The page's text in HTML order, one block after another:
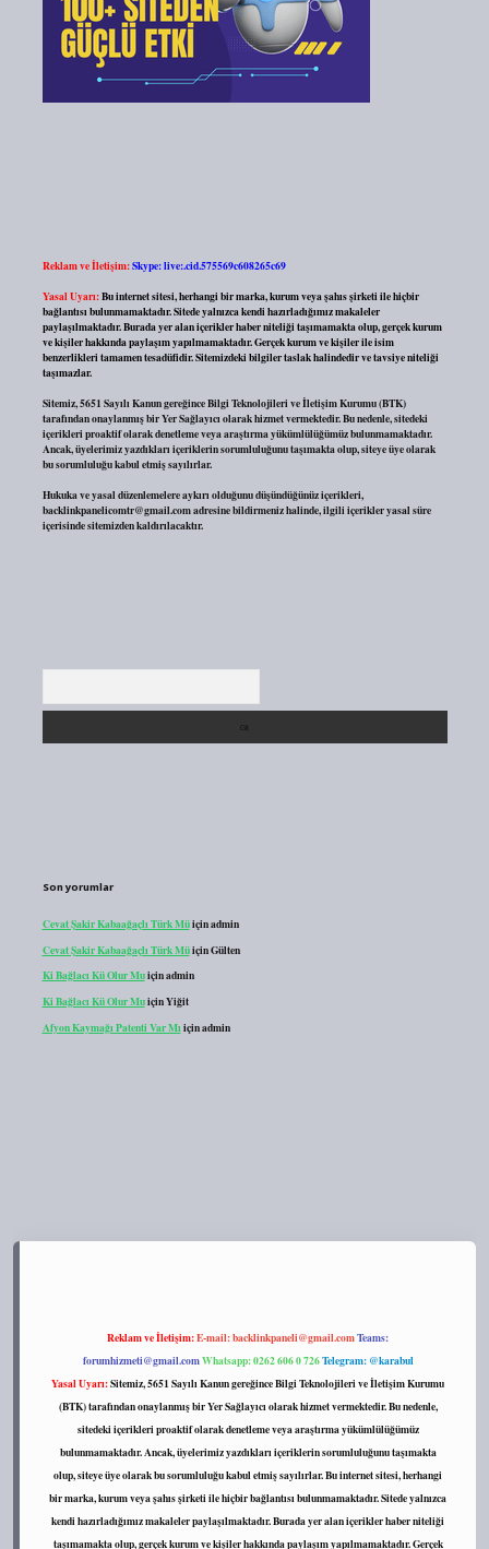
Reklam ve İletişim:Skype: live:.cid.575569c608265c69
Yasal Uyarı:Bu internet sitesi, herhangi bir marka, kurum veya şahıs şirketi ile hiçbir
bağlantısı bulunmamaktadır. Sitede yalnızca kendi hazırladığımız makaleler
paylaşılmaktadır. Burada yer alan içerikler haber niteliği taşımamakta olup, gerçek kurum
ve kişiler hakkında paylaşım yapılmamaktadır. Gerçek kurum ve kişiler ile isim
benzerlikleri tamamen tesadüfidir. Sitemizdeki bilgiler taslak halindedir ve tavsiye niteliği
taşımazlar.
Sitemiz, 5651 Sayılı Kanun gereğince Bilgi Teknolojileri ve İletişim Kurumu (BTK)
tarafından onaylanmış bir Yer Sağlayıcı olarak hizmet vermektedir. Bu nedenle, sitedeki
içerikleri proaktif olarak denetleme veya araştırma yükümlülüğümüz bulunmamaktadır.
Ancak, üyelerimiz yazdıkları içeriklerin sorumluluğunu taşımakta olup, siteye üye olarak
bu sorumluluğu kabul etmiş sayılırlar.
Hukuka ve yasal düzenlemelere aykırı olduğunu düşündüğünüz içerikleri,
backlinkpanelicomtr@gmail.comadresine bildirmeniz halinde, ilgili içerikler yasal süre
içerisinde sitemizden kaldırılacaktır.
Son yorumlar
Cevat Şakir Kabaağaçlı Türk Müiçinadmin
Cevat Şakir Kabaağaçlı Türk MüiçinGülten
Ki Bağlacı Kü Olur Muiçinadmin
Ki Bağlacı Kü Olur MuiçinYiğit
Afyon Kaymağı Patenti Var Mı içinadmin
Reklam ve İletişim:E-mail:backlinkpaneli@gmail.comTeams:
forumhizmeti@gmail.comWhatsapp: 0262 606 0 726Telegram: @karabul
Yasal Uyarı:Sitemiz, 5651 Sayılı Kanun gereğince Bilgi Teknolojileri ve İletişim Kurumu
(BTK) tarafından onaylanmış bir Yer Sağlayıcı olarak hizmet vermektedir. Bu nedenle,
sitedeki içerikleri proaktif olarak denetleme veya araştırma yükümlülüğümüz
bulunmamaktadır. Ancak, üyelerimiz yazdıkları içeriklerin sorumluluğunu taşımakta
olup, siteye üye olarak bu sorumluluğu kabul etmiş sayılırlar. Bu internet sitesi, herhangi
bir marka, kurum veya şahıs şirketi ile hiçbir bağlantısı bulunmamaktadır. Sitede yalnızca
kendi hazırladığımız makaleler paylaşılmaktadır. Burada yer alan içerikler haber niteliği
taşımamakta olup, gerçek kurum ve kişiler hakkında paylaşım yapılmamaktadır. Gerçek